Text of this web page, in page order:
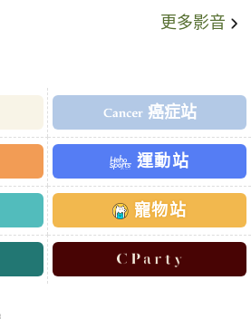
更多影音
癌症站
運動站
寵物站